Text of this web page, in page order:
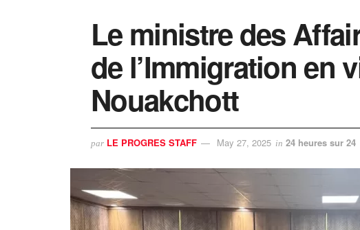
Le ministre des
de l’Immigration en
Nouakchott
par LE PROGRES STAFF May 27, 2025 in 24 heures sur 24